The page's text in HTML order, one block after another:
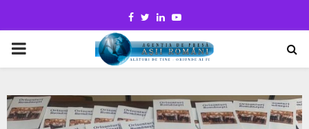
Facebook
TwitterLinkedinYoutube
PRIMARY